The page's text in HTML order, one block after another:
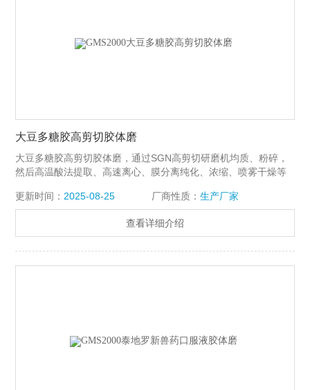
大豆多糖胶高剪切胶体磨
大豆多糖胶高剪切胶体磨，通过SGN高剪切研磨机均质、粉碎，
然后高温酸法提取、高速离心、膜分离纯化、浓缩、喷雾干燥等
更新时间： 2025-08-25 厂商性质： 生产厂家
查看详细介绍